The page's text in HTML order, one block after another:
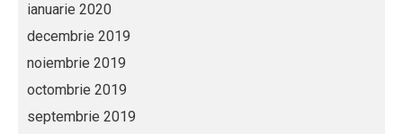
ianuarie 2020
decembrie 2019
noiembrie 2019
octombrie 2019
septembrie 2019